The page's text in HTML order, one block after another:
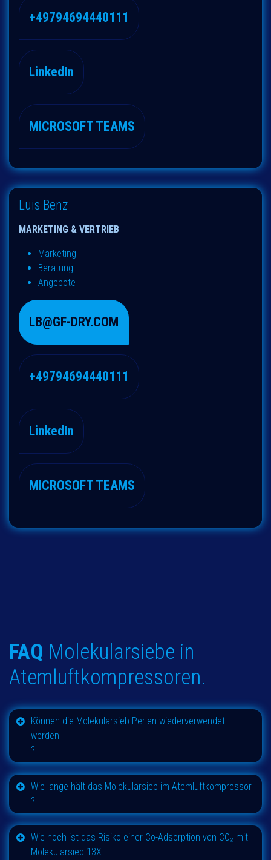
+49794694440111
LinkedIn
MICROSOFT TEAMS
Luis Benz
MARKETING & VERTRIEB
Marketing
Beratung
Angebote
LB@GF-DRY.COM
+49794694440111
LinkedIn
MICROSOFT TEAMS
FAQ Molekularsiebe in
Atemluftkompressoren.
Können die Molekularsieb Perlen wiederverwendet
werden
?
Wie lange hält das Molekularsieb im Atemluftkompressor
?
Wie hoch ist das Risiko einer Co-Adsorption von CO₂ mit
Molekularsieb 13X